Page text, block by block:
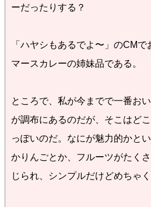
ーだったりする？
「ハヤシもあるでよ〜」のCM
マースカレーの姉妹品である。
ところで、私が今までで一番お
が調布にあるのだが、そこはど
っぽいのだ。なにが魅力的かと
かりんごとか、フルーツがたく
じられ、シンプルだけどめちゃ